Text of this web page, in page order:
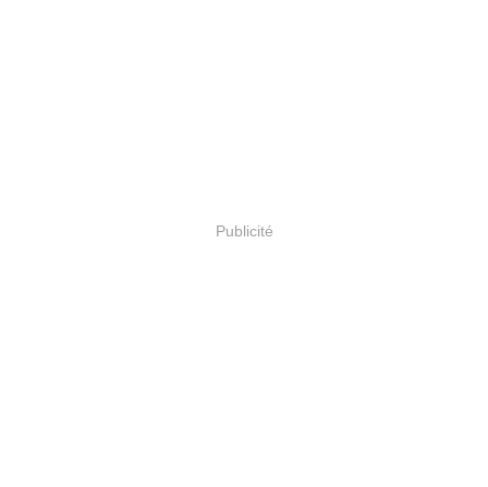
Publicité